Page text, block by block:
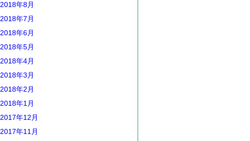
2018年8月
2018年7月
2018年6月
2018年5月
2018年4月
2018年3月
2018年2月
2018年1月
2017年12月
2017年11月